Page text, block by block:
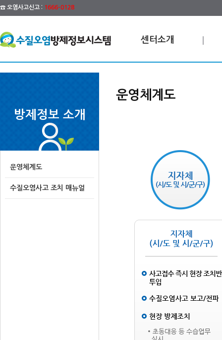
☎ 오염사고신고 : 1666-0128
센터소개
방제정보 소개
운영체계도
수질오염사고 조치 매뉴얼
운영체계도